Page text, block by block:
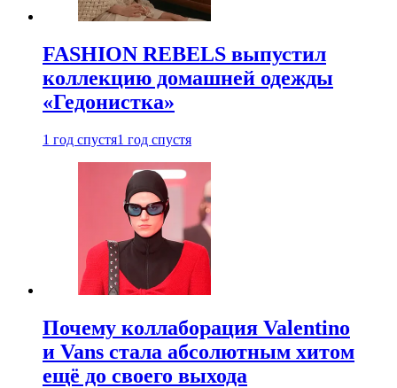
FASHION REBELS выпустил
коллекцию домашней одежды
«Гедонистка»
1 год спустя1 год спустя
Почему коллаборация Valentino
и Vans стала абсолютным хитом
ещё до своего выхода